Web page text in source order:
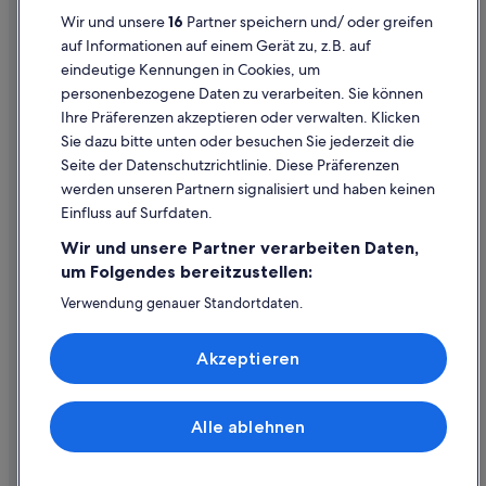
Cottages in Liezen
Gasthäuser in Liezen
Gasthöfe in Liezen
Hotels mit Parkplatz in Liezen
Romantische in Liezen
Hütten in Liezen
Landhotels in Liezen
Pensionen in Liezen
Private Ferienhäuser in Liezen
Private Ferienhäuser in Liezen
Villen in Liezen
Cookie-Erklärung
Rechtliche Hinweise/Kontakt
Inhaltsrichtlinien und Melden von Inhalten
Hilfe
Hilfe
Rückerstattungsprozess und Zeitrahmen
Buchen Sie einen Flug mit einer Gutschrift bei der Fluggesellschaft
Internationale Reisedokumente
© 2026 Expedia, Inc., ein Unternehmen der Expedia Group. Alle Rechte
vorbehalten. Expedia und das Expedia-Logo sind Handelsmarken oder
Wir und unsere16 Partner speichern und/ oder greifen
auf Informationen auf einem Gerät zu, z.B. auf
eindeutige Kennungen in Cookies, um
personenbezogene Daten zu verarbeiten. Sie können
Ihre Präferenzen akzeptieren oder verwalten. Klicken
Sie dazu bitte unten oder besuchen Sie jederzeit die
Seite der Datenschutzrichtlinie. Diese Präferenzen
werden unseren Partnern signalisiert und haben keinen
Einfluss auf Surfdaten.
Wir und unsere Partner verarbeiten Daten,
um Folgendes bereitzustellen:
Verwendung genauer Standortdaten.
Speichern von oder Zugriff auf Informationen auf einem
Endgerät. Personalisierte Werbung und Inhalte, Messung
von Werbeleistung und der Performance von Inhalten,
Liste der Partner (Lieferanten)
Alle ablehnen
Akzeptieren